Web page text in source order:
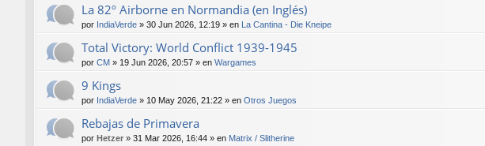
La 82º Airborne en Normandia (en Inglés)
por IndiaVerde » 30 Jun 2026, 12:19 » en La Cantina - Die Kneipe
Total Victory: World Conflict 1939-1945
por CM » 19 Jun 2026, 20:57 » en Wargames
9 Kings
por IndiaVerde » 10 May 2026, 21:22 » en Otros Juegos
Rebajas de Primavera
por Hetzer » 31 Mar 2026, 16:44 » en Matrix / Slitherine